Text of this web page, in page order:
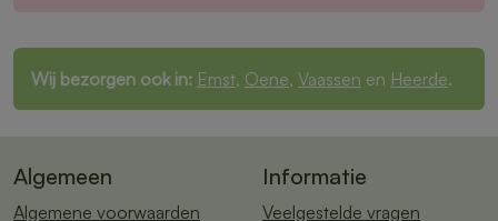
Wij bezorgen ook in: Emst, Oene, Vaassen en Heerde.
Algemeen
Algemene voorwaarden
Informatie
Veelgestelde vragen